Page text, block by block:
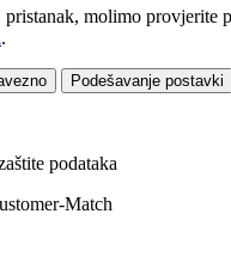
pristanak, molimo provjerite
.
Podešavanje postavki
podataka
Match